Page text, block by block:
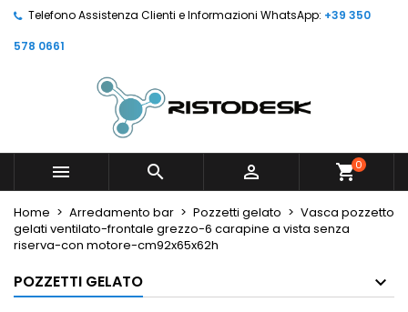
Telefono Assistenza Clienti e Informazioni WhatsApp: +39 350
578 0661
   shopping_cart0
Home Arredamento bar Pozzetti gelato
Vasca pozzetto
gelati ventilato-frontale grezzo-6 carapine a vista senza
riserva-con motore-cm92x65x62h
POZZETTI GELATO